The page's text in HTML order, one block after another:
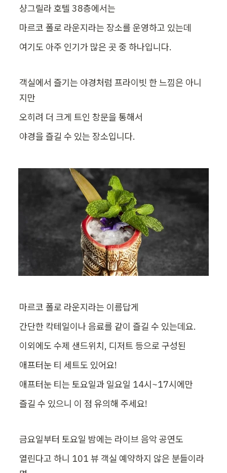
샹그릴라 호텔 38층에서는
마르코 폴로 라운지라는 장소를 운영하고 있는데
여기도 아주 인기가 많은 곳 중 하나입니다.
객실에서 즐기는 야경처럼 프라이빗 한 느낌은 아니
지만
오히려 더 크게 트인 창문을 통해서
야경을 즐길 수 있는 장소입니다.
마르코 폴로 라운지라는 이름답게
간단한 칵테일이나 음료를 같이 즐길 수 있는데요.
이외에도 수제 샌드위치, 디저트 등으로 구성된
애프터눈 티 세트도 있어요!
애프터눈 티는 토요일과 일요일 14시~17시에만
즐길 수 있으니 이 점 유의해 주세요!
금요일부터 토요일 밤에는 라이브 음악 공연도
열린다고 하니 101 뷰 객실 예약하지 않은 분들이라